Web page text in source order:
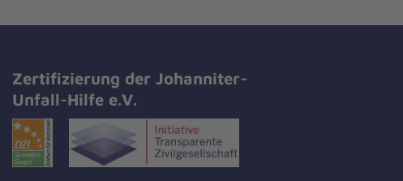
Zertifizierung der Johanniter-
Unfall-Hilfe e.V.